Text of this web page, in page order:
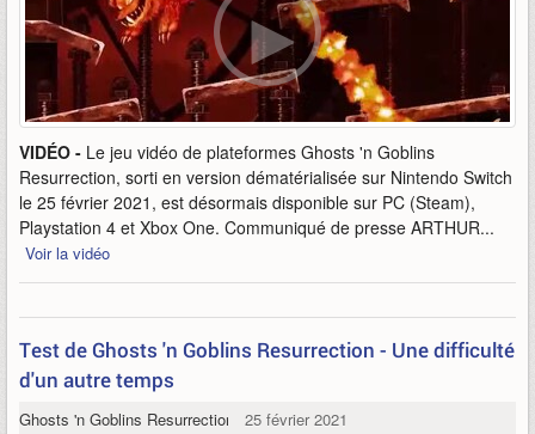
VIDÉO - Le jeu vidéo de plateformes Ghosts 'n Goblins
Resurrection, sorti en version dématérialisée sur Nintendo Switch
le 25 février 2021, est désormais disponible sur PC (Steam),
Playstation 4 et Xbox One. Communiqué de presse ARTHUR...
Voir la vidéo
Test de Ghosts 'n Goblins Resurrection - Une difficulté
d'un autre temps
Ghosts 'n Goblins Resurrection 25 février 2021